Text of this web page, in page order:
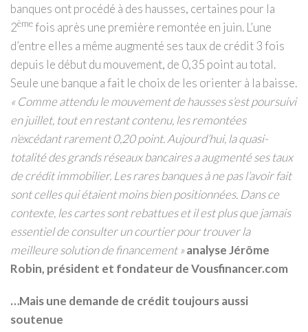
banques ont procédé à des hausses, certaines pour la
2èmefois après une première remontée en juin. L’une
d’entre elles a même augmenté ses taux de crédit 3 fois
depuis le début du mouvement, de 0,35 point au total.
Seule une banque a fait le choix de les orienter à la baisse.
« Comme attendu le mouvement de hausses s’est poursuivi
en juillet, tout en restant contenu, les remontées
n’excédant rarement 0,20 point. Aujourd’hui, la quasi-
totalité des grands réseaux bancaires a augmenté ses taux
de crédit immobilier. Les rares banques à ne pas l’avoir fait
sont celles qui étaient moins bien positionnées. Dans ce
contexte, les cartes sont rebattues et il est plus que jamais
essentiel de consulter un courtier pour trouver la
meilleure solution de financement »analyse Jérôme
Robin, président et fondateur de Vousfinancer.com
…Mais une demande de crédit toujours aussi
soutenue